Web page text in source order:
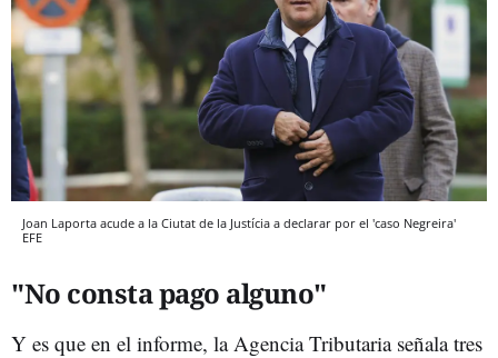
Joan Laporta acude a la Ciutat de la Justícia a declarar por el 'caso Negreira'
EFE
"No consta pago alguno"
Y es que en el informe, la Agencia Tributaria señala tres